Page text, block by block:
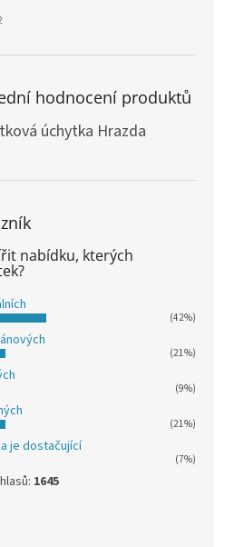
hodnocení produktů
úchytka Hrazda
produktu je 5 z 5 hvězdiček.
nabídku, kterých
(42%)
(21%)
(9%)
(21%)
je dostačující
(7%)
1645